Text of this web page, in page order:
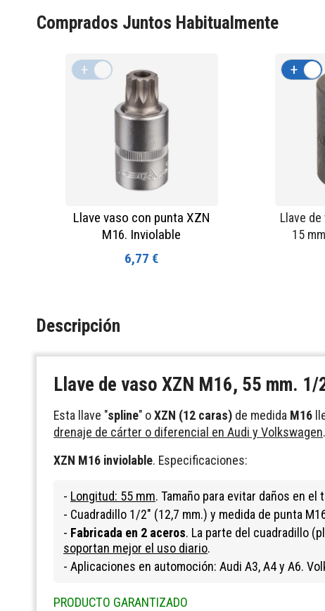
Comprados Juntos Habitualmente
Llave vaso con punta XZN
M16. Inviolable
6,77 €
+ -
Llave
15
+
Descripción
Llave de vaso XZN M16, 55 mm. 1/
Esta llave "spline" oXZN (12 caras) de medida M16
drenaje de cárter o diferencial en Audi y Volkswagen
XZN M16 inviolable. Especificaciones:
- Longitud: 55 mm. Tamaño para evitar daños en el
- Cuadradillo 1/2" (12,7 mm.) y medida de punta
- Fabricada en 2 aceros. La parte del cuadradillo
soportan mejor el uso diario.
- Aplicaciones en automoción: Audi A3, A4 y A6.
PRODUCTO GARANTIZADO